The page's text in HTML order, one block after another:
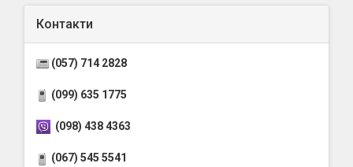
Контакти
(057) 714 2828
(099) 635 1775
(098) 438 4363
(067) 545 5541